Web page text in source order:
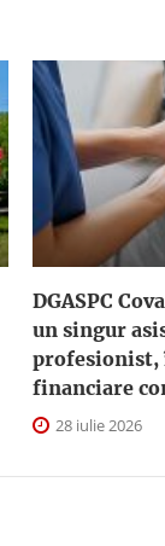
DGASPC
un singur
financiare
28 iulie 2026